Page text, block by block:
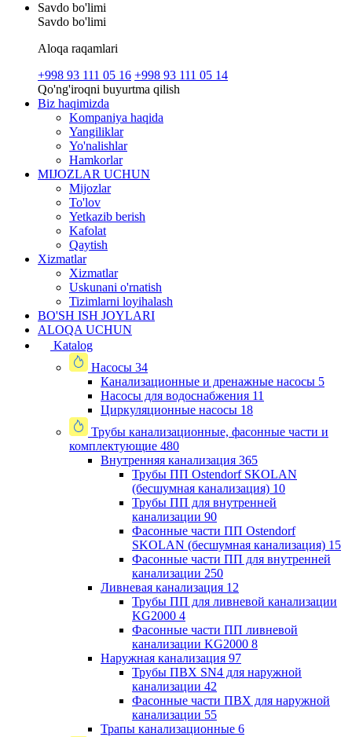
Savdo bo'limi
Savdo bo'limi
Aloqa raqamlari
+998 93 111 05 16 +998 93 111 05 14
Qo'ng'iroqni buyurtma qilish
Biz haqimizda
Kompaniya haqida
Yangiliklar
Yo'nalishlar
Hamkorlar
MIJOZLAR UCHUN
Mijozlar
To'lov
Yetkazib berish
Kafolat
Qaytish
Xizmatlar
Xizmatlar
Uskunani o'rnatish
Tizimlarni loyihalash
BO'SH ISH JOYLARI
ALOQA UCHUN
Katalog
Насосы 34
Канализационные и дренажные насосы 5
Насосы для водоснабжения 11
Циркуляционные насосы 18
Трубы канализационные, фасонные части и
комплектующие 480
Внутренняя канализация 365
Трубы ПП Ostendorf SKOLAN
(бесшумная канализация) 10
Трубы ПП для внутренней
канализации 90
Фасонные части ПП Ostendorf
SKOLAN (бесшумная канализация) 15
Фасонные части ПП для внутренней
канализации 250
Ливневая канализация 12
Трубы ПП для ливневой канализации
KG2000 4
Фасонные части ПП ливневой
канализации KG2000 8
Наружная канализация 97
Трубы ПВХ SN4 для наружной
канализации 42
Фасонные части ПВХ для наружной
канализации 55
Трапы канализационные 6